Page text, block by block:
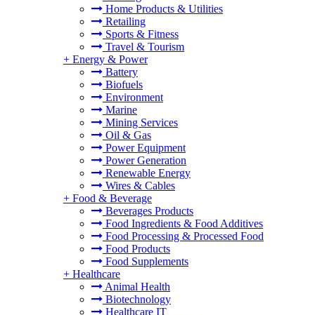
Home Products & Utilities
Retailing
Sports & Fitness
Travel & Tourism
+ Energy & Power
Battery
Biofuels
Environment
Marine
Mining Services
Oil & Gas
Power Equipment
Power Generation
Renewable Energy
Wires & Cables
+ Food & Beverage
Beverages Products
Food Ingredients & Food Additives
Food Processing & Processed Food
Food Products
Food Supplements
+ Healthcare
Animal Health
Biotechnology
Healthcare IT